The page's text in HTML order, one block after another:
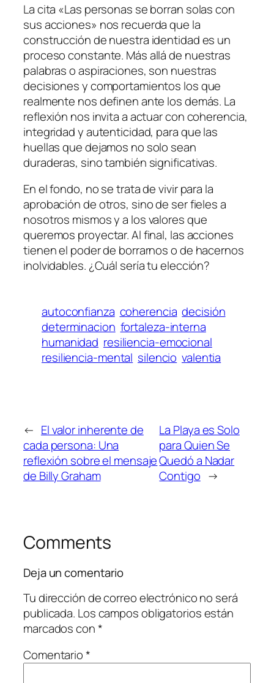
La cita «Las personas se borran solas con
sus acciones» nos recuerda que la
construcción de nuestra identidad es un
proceso constante. Más allá de nuestras
palabras o aspiraciones, son nuestras
decisiones y comportamientos los que
realmente nos definen ante los demás. La
reflexión nos invita a actuar con coherencia,
integridad y autenticidad, para que las
huellas que dejamos no solo sean
duraderas, sino también significativas.
En el fondo, no se trata de vivir para la
aprobación de otros, sino de ser fieles a
nosotros mismos y a los valores que
queremos proyectar. Al final, las acciones
tienen el poder de borrarnos o de hacernos
inolvidables. ¿Cuál sería tu elección?
autoconfianza coherencia decisión
determinacion fortaleza-interna
humanidad resiliencia-emocional
resiliencia-mental silencio valentia
← El valor inherente de
cada persona: Una
reflexión sobre el mensaje
de Billy Graham
La Playa es Solo
para Quien Se
Quedó a Nadar
Contigo →
Comments
Deja un comentario
Tu dirección de correo electrónico no será
publicada. Los campos obligatorios están
marcados con*
Comentario*